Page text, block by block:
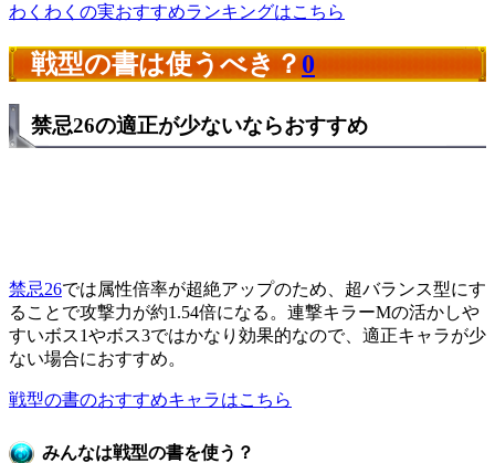
わくわくの実おすすめランキングはこちら
戦型の書は使うべき？0
禁忌26の適正が少ないならおすすめ
禁忌26では属性倍率が超絶アップのため、超バランス型にす
ることで攻撃力が約1.54倍になる。連撃キラーMの活かしや
すいボス1やボス3ではかなり効果的なので、適正キャラが少
ない場合におすすめ。
戦型の書のおすすめキャラはこちら
みんなは戦型の書を使う？